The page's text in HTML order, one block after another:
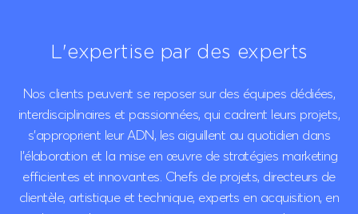
L'expertise par des experts
Nos clients peuvent se reposer sur des équipes dédiées,
interdisciplinaires et passionnées, qui cadrent leurs projets,
s’approprient leur ADN, les aiguillent au quotidien dans
l’élaboration et la mise en œuvre de stratégies marketing
efficientes et innovantes. Chefs de projets, directeurs de
clientèle, artistique et technique, experts en acquisition, en